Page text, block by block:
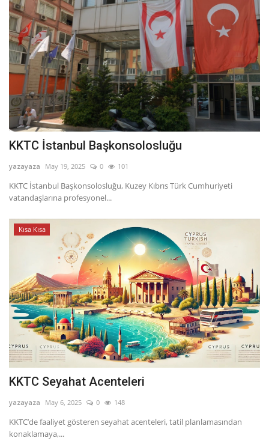
KKTC İstanbul Başkonsolosluğu
yazayaza May 19, 2025 0 101
KKTC İstanbul Başkonsolosluğu, Kuzey Kıbrıs Türk Cumhuriyeti
vatandaşlarına profesyonel...
Kısa Kısa
KKTC Seyahat Acenteleri
yazayaza May 6, 2025 0 148
KKTC’de faaliyet gösteren seyahat acenteleri, tatil planlamasından
konaklamaya,...